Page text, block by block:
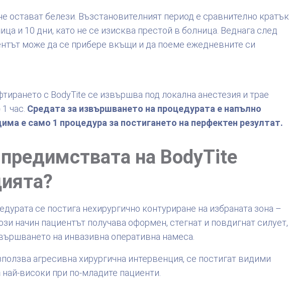
остават белези. Възстановителният период е сравнително кратък
и 10 дни, като не се изисква престой в болница. Веднага след
може да се прибере вкъщи и да поеме ежедневните си
с BodyTite се извършва под локална анестезия и трае
час. Средата за извършването на процедурата е напълно
е само 1 процедура за постигането на перфектен резултат.
на BodyTite
се постига нехирургично контуриране на избраната зона –
начин пациентът получава оформен, стегнат и повдигнат силует,
на инвазивна оперативна намеса.
агресивна хирургична интервенция, се постигат видими
най-високи при по-младите пациенти.